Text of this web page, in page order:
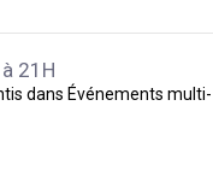
21H
dans Événements multi-